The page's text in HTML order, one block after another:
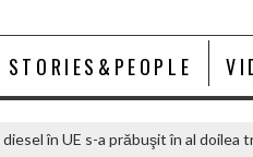
STORIES&PEOPLE
în UE s-a prăbuşit în al doilea